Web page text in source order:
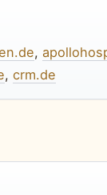
,
, crm.de